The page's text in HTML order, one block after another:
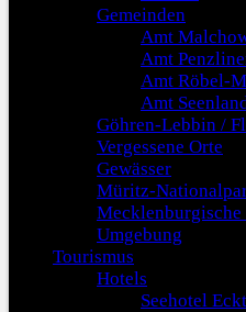
Gemeinden
Amt
Amt
Amt Röbel-
Amt
Göhren-Lebbin /
Vergessene Orte
Gewässer
Müritz-
Mecklenburgische
Umgebung
Tourismus
Hotels
Seehotel